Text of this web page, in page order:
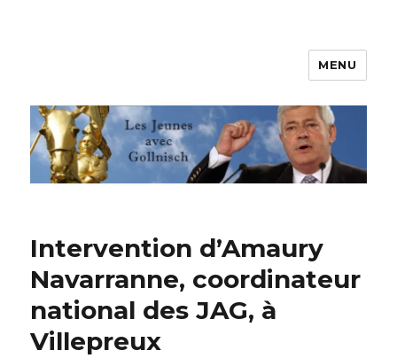
Les jeunes avec Gollnisch
MENU
Intervention d’Amaury
Navarranne, coordinateur
national des JAG, à
Villepreux